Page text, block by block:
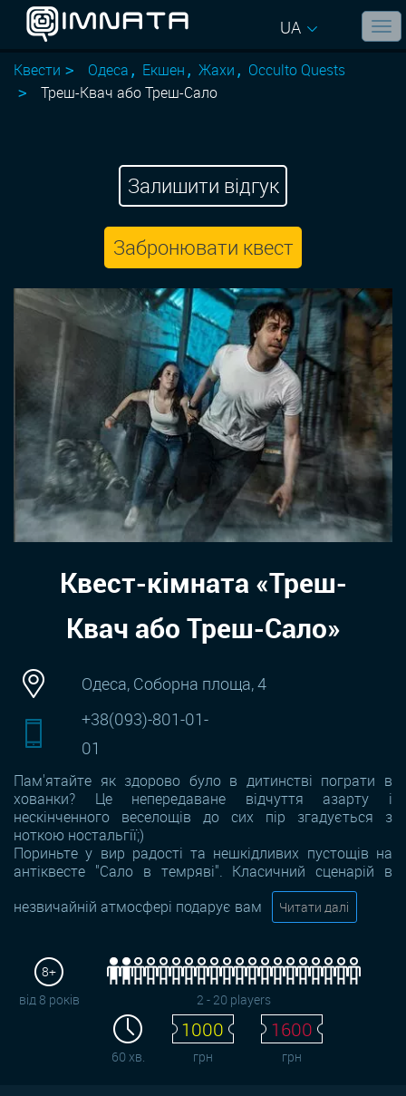
UA
Квести Одеса Екшен Жахи
Occulto Quests
Треш-Квач або Треш-Сало
Залишити відгук
Забронювати квест
Квест-кімната «Треш-
Квач або Треш-Сало»
Одеса, Соборна площа, 4
+38(093)-801-01-
01
Пам'ятайте як здорово було в дитинстві пограти в
хованки? Це непередаване відчуття азарту і
нескінченного веселощів до сих пір згадується з
ноткою ностальгії;)
Пориньте у вир радості та нешкідливих пустощів на
антіквесте "Сало в темряві". Класичний сценарій в
незвичайній атмосфері подарує вам
Читати далі
8+
від 8 років
2 - 20 players
60 хв.
1000
грн
1600
грн